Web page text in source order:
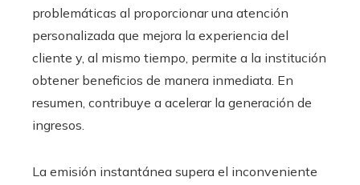
problemáticas al proporcionar una atención
personalizada que mejora la experiencia del
cliente y, al mismo tiempo, permite a la institución
obtener beneficios de manera inmediata. En
resumen, contribuye a acelerar la generación de
ingresos.
La emisión instantánea supera el inconveniente